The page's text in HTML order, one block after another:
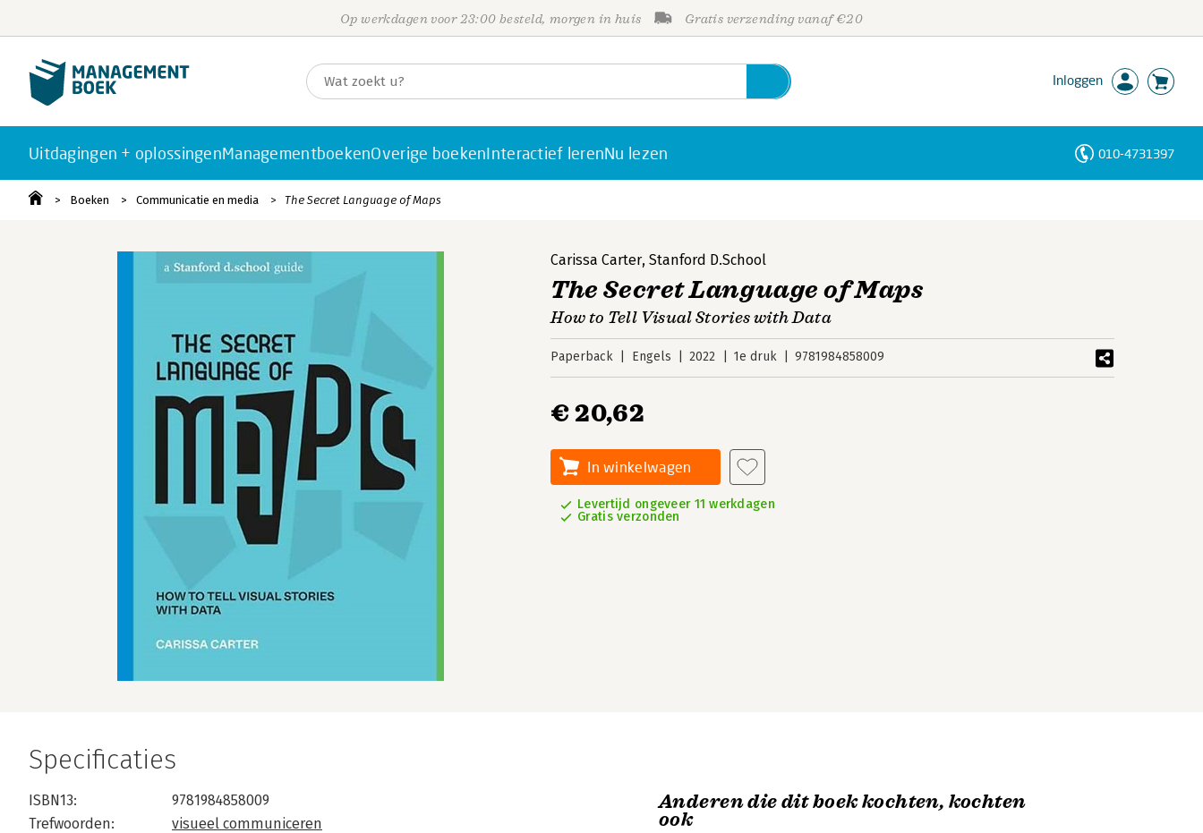
Op werkdagen voor 23:00 besteld, morgen in huis Gratis verzending vanaf €20
Inloggen
Uitdagingen + oplossingenManagementboekenOverige boekenInteractief lerenNu lezen 010-4731397
Boeken Communicatie en media The Secret Language of Maps
Carissa Carter,Stanford D.School
The Secret Language of Maps
How to Tell Visual Stories with Data
Paperback Engels 2022 1e druk 9781984858009
€ 20,62
In winkelwagen
Levertijd ongeveer 11 werkdagen
Gratis verzonden
Specificaties
ISBN13:
9781984858009
Trefwoorden:
visueel communiceren
Anderen die dit boek kochten, kochten
ook
Personen